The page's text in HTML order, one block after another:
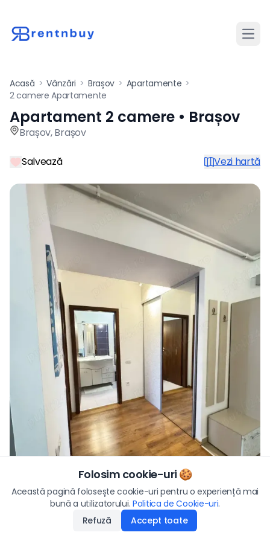
Acasă > Vânzări > Brașov > Apartamente >
2 camere Apartamente
Apartament de vânzare cu
Apartament 2 camere • Brașov
Brașov,Brașov
Salvează Vezi hartă
Preț
160.000€
18.05.2026
Aplică
Folosim cookie-uri 🍪
Această pagină folosește cookie-uri pentru o experiență mai
bună a utilizatorului. Politica de Cookie-uri.
Refuză
Accept toate